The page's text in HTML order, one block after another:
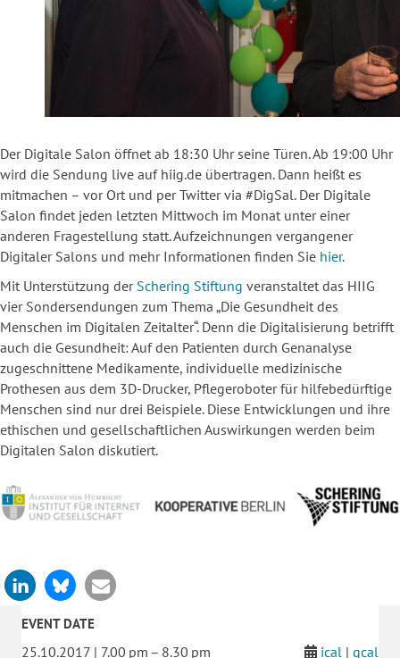
Der Digitale Salon öffnet ab 18:30 Uhr seine Türen. Ab 19:00 Uhr
wird die Sendung live auf hiig.de übertragen. Dann heißt es
mitmachen – vor Ort und per Twitter via #DigSal. Der Digitale
Salon findet jeden letzten Mittwoch im Monat unter einer
anderen Fragestellung statt. Aufzeichnungen vergangener
Digitaler Salons und mehr Informationen finden Sie hier.
Mit Unterstützung der Schering Stiftung veranstaltet das HIIG
vier Sondersendungen zum Thema „Die Gesundheit des
Menschen im Digitalen Zeitalter“. Denn die Digitalisierung betrifft
auch die Gesundheit: Auf den Patienten durch Genanalyse
zugeschnittene Medikamente, individuelle medizinische
Prothesen aus dem 3D-Drucker, Pflegeroboter für hilfebedürftige
Menschen sind nur drei Beispiele. Diese Entwicklungen und ihre
ethischen und gesellschaftlichen Auswirkungen werden beim
Digitalen Salon diskutiert.
EVENT DATE
25.10.2017 | 7.00 pm – 8.30 pm ical | gcal